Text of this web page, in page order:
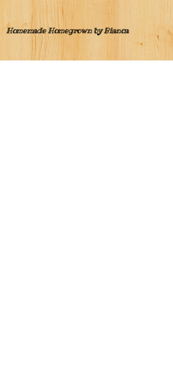
Homemade Homegrown by Bianca